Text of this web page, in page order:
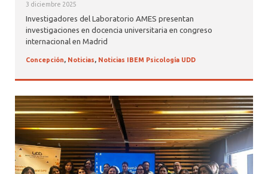
3 diciembre 2025
Investigadores del Laboratorio AMES presentan
investigaciones en docencia universitaria en congreso
internacional en Madrid
Concepción, Noticias, Noticias IBEM Psicología UDD